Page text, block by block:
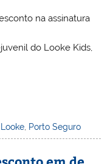
na assinatura
do Looke Kids,
Looke, Porto Seguro